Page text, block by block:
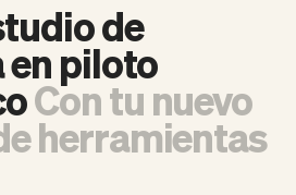
de
piloto
Con tu nuevo
herramientas